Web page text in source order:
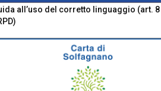
all’uso del corretto linguaggio (art. 8